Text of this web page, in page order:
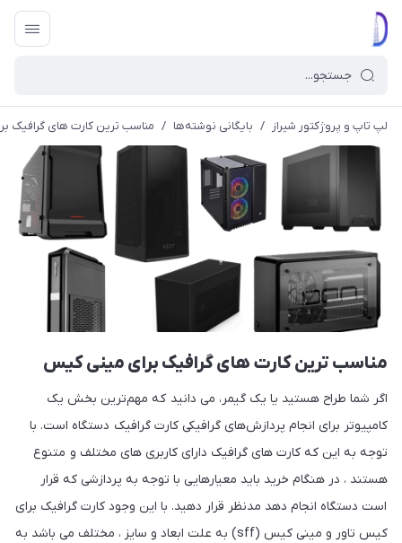
لپ تاپ و پروژکتور شیراز / بایگانی نوشته‌ها / مناسب ترین کارت های گرافیک
مناسب ترین کارت های گرافیک برای مینی کیس
اگر شما طراح هستید یا یک گیمر، می دانید که مهم‌ترین بخش یک
کامپیوتر برای انجام پردازش‌های گرافیکی کارت گرافیک دستگاه است. با
توجه به این که کارت‌ های گرافیک دارای کاربری‌ های مختلف و متنوع
هستند ، در هنگام خرید باید معیارهایی با توجه به پردازشی که قرار
است دستگاه انجام دهد مدنظر قرار دهید. با این وجود کارت گرافیک برای
کیس تاور و مینی کیس (sff) به علت ابعاد و سایز ، مختلف می باشد به